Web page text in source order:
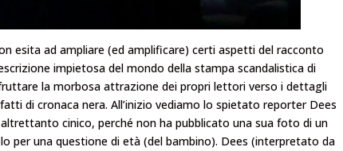
esita ad ampliare (ed amplificare) certi aspetti del racconto
impietosa del mondo della stampa scandalistica di
la morbosa attrazione dei propri lettori verso i dettagli
di cronaca nera. All’inizio vediamo lo spietato reporter Dees
cinico, perché non ha pubblicato una sua foto di un
per una questione di età (del bambino). Dees (interpretato da